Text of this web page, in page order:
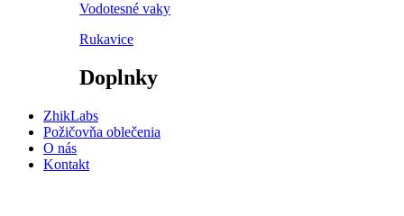
Vodotesné vaky
Rukavice
Doplnky
ZhikLabs
Požičovňa oblečenia
O nás
Kontakt